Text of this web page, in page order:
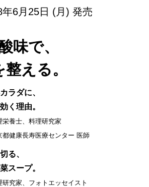
6月25日 (月) 発売
味で、
える。
ラダに、
く理由。
養士、料理研究家
健康長寿医療センター 医師
る、
スープ。
究家、フォトエッセイスト